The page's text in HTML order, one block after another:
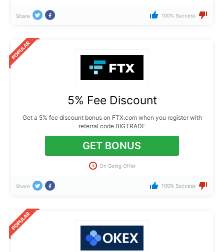
Share 100% Success
5% Fee Discount
Get a 5% fee discount bonus on FTX.com when you register with
referral code BIGTRADE
GET BONUS
On Going Offer
Share 100% Success